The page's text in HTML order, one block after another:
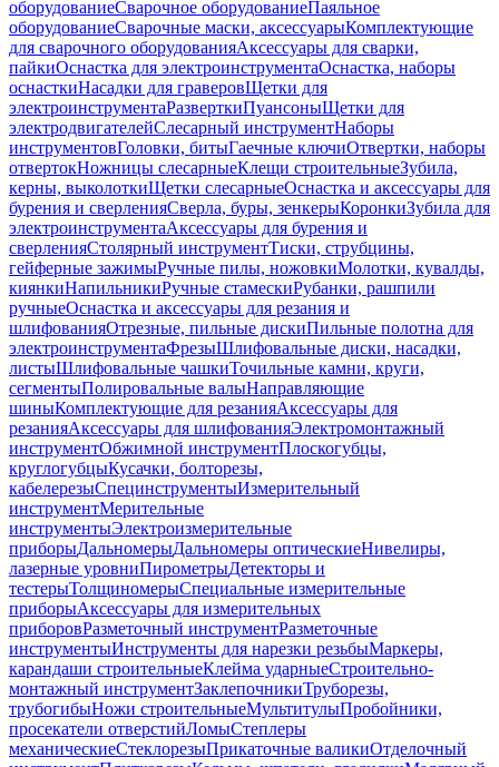
оборудованиеСварочное оборудованиеПаяльное
оборудованиеСварочные маски, аксессуарыКомплектующие
для сварочного оборудованияАксессуары для сварки,
пайкиОснастка для электроинструментаОснастка, наборы
оснасткиНасадки для граверовЩетки для
электроинструментаРазверткиПуансоныЩетки для
электродвигателейСлесарный инструментНаборы
инструментовГоловки, битыГаечные ключиОтвертки, наборы
отвертокНожницы слесарныеКлещи строительныеЗубила,
керны, выколоткиЩетки слесарныеОснастка и аксессуары для
бурения и сверленияСверла, буры, зенкерыКоронкиЗубила для
электроинструментаАксессуары для бурения и
сверленияСтолярный инструментТиски, струбцины,
гейферные зажимыРучные пилы, ножовкиМолотки, кувалды,
киянкиНапильникиРучные стамескиРубанки, рашпили
ручныеОснастка и аксессуары для резания и
шлифованияОтрезные, пильные дискиПильные полотна для
электроинструментаФрезыШлифовальные диски, насадки,
листыШлифовальные чашкиТочильные камни, круги,
сегментыПолировальные валыНаправляющие
шиныКомплектующие для резанияАксессуары для
резанияАксессуары для шлифованияЭлектромонтажный
инструментОбжимной инструментПлоскогубцы,
круглогубцыКусачки, болторезы,
кабелерезыСпецинструментыИзмерительный
инструментМерительные
инструментыЭлектроизмерительные
приборыДальномерыДальномеры оптическиеНивелиры,
лазерные уровниПирометрыДетекторы и
тестерыТолщиномерыСпециальные измерительные
приборыАксессуары для измерительных
приборовРазметочный инструментРазметочные
инструментыИнструменты для нарезки резьбыМаркеры,
карандаши строительныеКлейма ударныеСтроительно-
монтажный инструментЗаклепочникиТруборезы,
трубогибыНожи строительныеМультитулыПробойники,
просекатели отверстийЛомыСтеплеры
механическиеСтеклорезыПрикаточные валикиОтделочный